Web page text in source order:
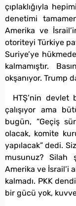
çıplaklığıyla
denetimi
Amerika ve
otoriteyi Türkiye
Suriye’ye
kalmamıştır.
okşanıyor. Trump
HTŞ’nin devlet
çalışıyor ama
bugün, “Geçiş
olacak, komite
yapılacak” dedi.
musunuz? Silah
Amerika ve İsrail’i
kalmadı. PKK
bir gücü yok,